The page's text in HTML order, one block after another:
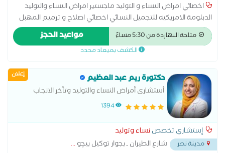
اخصائي امراض النساء و التوليد ماجستير امراض النساء والتوليد
الدبلومة الامريكيه للتجميل النسائي اخصائي اصلاح و ترميم المهبل
ما بعد الولادات الطبيعية علاج التشنج المهبلي علاج تاخر الحمل و
المناظير الجراحيه
متاحة النهاردة من 5:30 مساءً مواعيد الحجز
الكشف بميعاد محدد
إعلان دكتورة ريم عبد العظيم
أستشارى أمراض النساء والتوليد وتأخر الانجاب
والعقم
1394
إستشاري تخصصنساء وتوليد
مدينة نصر شارع الطيران ـ بجوار توكيل بيچو...